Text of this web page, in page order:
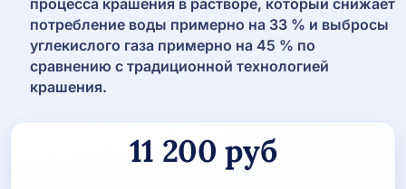
потребление воды примерно на 33 % и выбросы
углекислого газа примерно на 45 % по
сравнению с традиционной технологией
крашения.
11 200руб